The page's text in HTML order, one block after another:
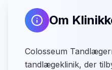
Om
Colosseum
tandlægeklinik, der